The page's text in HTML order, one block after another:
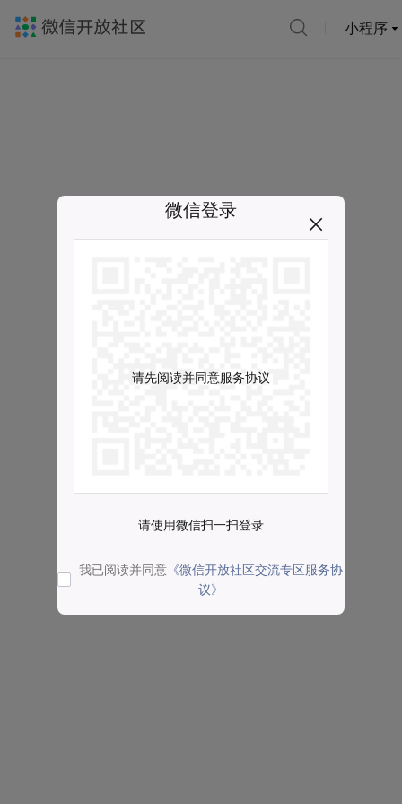
小程序
微信登录
请先阅读并同意服务协议
请使用微信扫一扫登录
我已阅读并同意 《微信开放社区交流专区服务协
议》